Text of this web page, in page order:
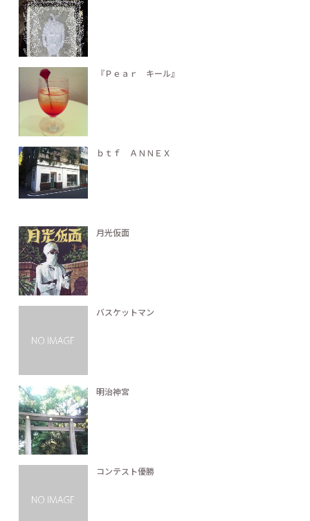
『Ｐｅａｒ キール』
ｂｔｆ ＡＮＮＥＸ
月光仮面
バスケットマン
明治神宮
コンテスト優勝